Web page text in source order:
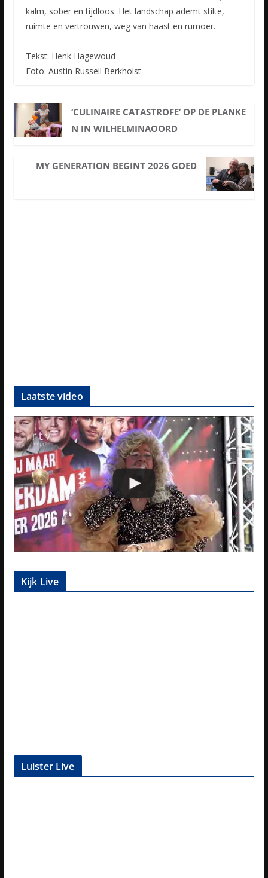
kalm, sober en tijdloos. Het landschap ademt stilte,
ruimte en vertrouwen, weg van haast en rumoer.
Tekst: Henk Hagewoud
Foto: Austin Russell Berkholst
‘CULINAIRE CATASTROFE’ OP DE PLANKE
N IN WILHELMINAOORD
MY GENERATION BEGINT 2026 GOED
Laatste video
Kijk Live
Luister Live